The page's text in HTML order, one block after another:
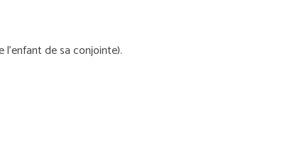
de sa conjointe).